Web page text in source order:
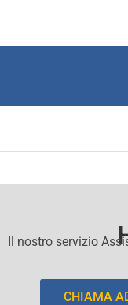
Il nostro servizio
CHIAMA